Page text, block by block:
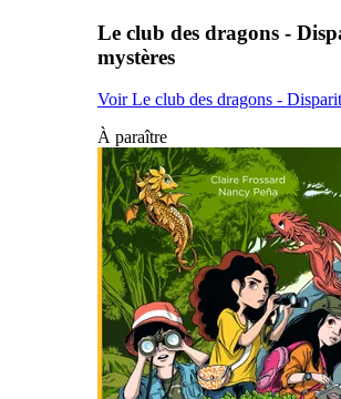
Le club des dragons -
mystères
Voir Le club des dragons -
À paraître